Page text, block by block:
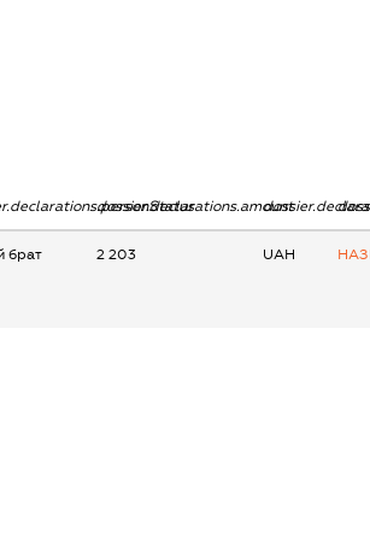
dossier.declarations.amount
брат 2 203 UAH